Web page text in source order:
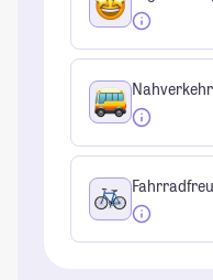
Nahverkehr